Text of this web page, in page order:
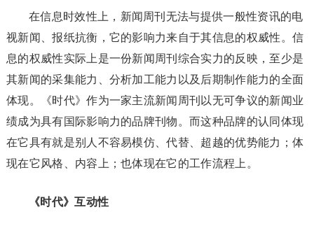
在信息时效性上，新闻周刊无法与提供一般性资讯的电
视新闻、报纸抗衡，它的影响力来自于其信息的权威性。信
息的权威性实际上是一份新闻周刊综合实力的反映，至少是
其新闻的采集能力、分析加工能力以及后期制作能力的全面
体现。《时代》作为一家主流新闻周刊以无可争议的新闻业
绩成为具有国际影响力的品牌刊物。而这种品牌的认同体现
在它具有就是别人不容易模仿、代替、超越的优势能力；体
现在它风格、内容上；也体现在它的工作流程上。
《时代》互动性